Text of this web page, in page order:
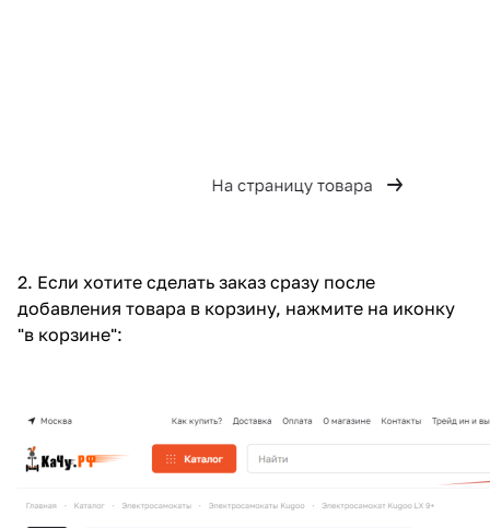
2. Если хотите сделать заказ сразу после
добавления товара в корзину, нажмите на иконку
"в корзине":